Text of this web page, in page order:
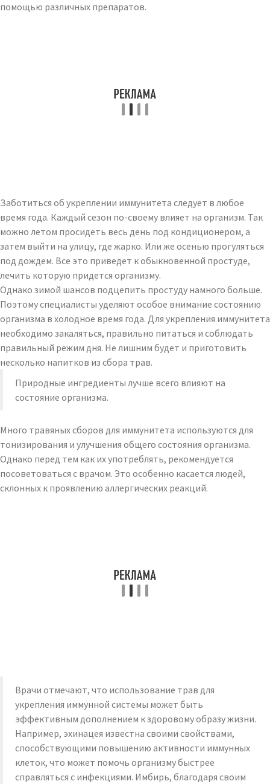
помощью различных препаратов.
Заботиться об укреплении иммунитета следует в любое
время года. Каждый сезон по-своему влияет на организм. Так
можно летом просидеть весь день под кондиционером, а
затем выйти на улицу, где жарко. Или же осенью прогуляться
под дождем. Все это приведет к обыкновенной простуде,
лечить которую придется организму.
Однако зимой шансов подцепить простуду намного больше.
Поэтому специалисты уделяют особое внимание состоянию
организма в холодное время года. Для укрепления иммунитета
необходимо закаляться, правильно питаться и соблюдать
правильный режим дня. Не лишним будет и приготовить
несколько напитков из сбора трав.
Природные ингредиенты лучше всего влияют на
состояние организма.
Много травяных сборов для иммунитета используются для
тонизирования и улучшения общего состояния организма.
Однако перед тем как их употреблять, рекомендуется
посоветоваться с врачом. Это особенно касается людей,
склонных к проявлению аллергических реакций.
Врачи отмечают, что использование трав для
укрепления иммунной системы может быть
эффективным дополнением к здоровому образу жизни.
Например, эхинацея известна своими свойствами,
способствующими повышению активности иммунных
клеток, что может помочь организму быстрее
справляться с инфекциями. Имбирь, благодаря своим